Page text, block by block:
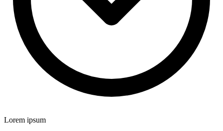
Lorem ipsum